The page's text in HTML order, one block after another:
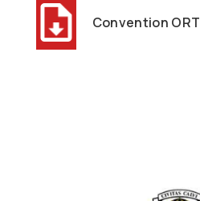
Convention ORT